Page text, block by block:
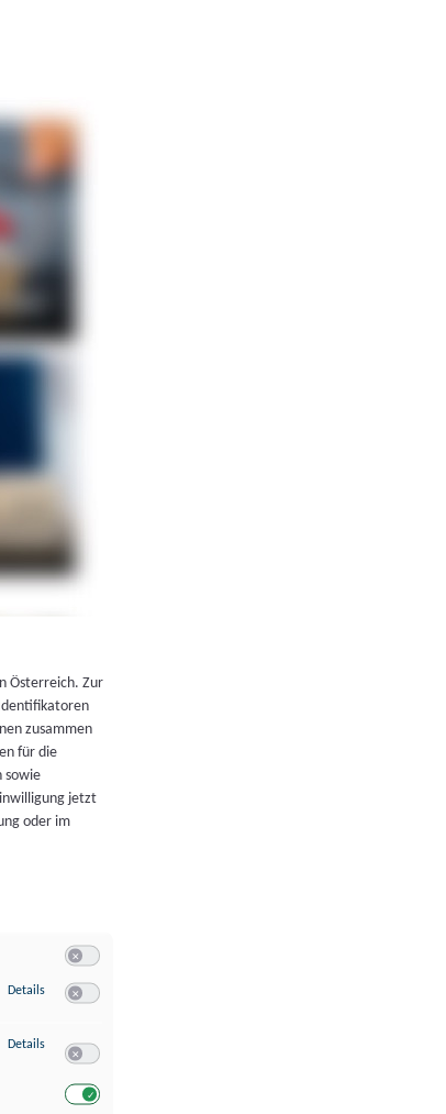
Österreich. Zur
zusammen
für die
sowie
jetzt
oder im
Details zu Speichern von oder Zugriff auf Informationen auf einem Endgerät
Details zu Verwendung reduzierter Daten zur Auswahl von Werbeanzeigen